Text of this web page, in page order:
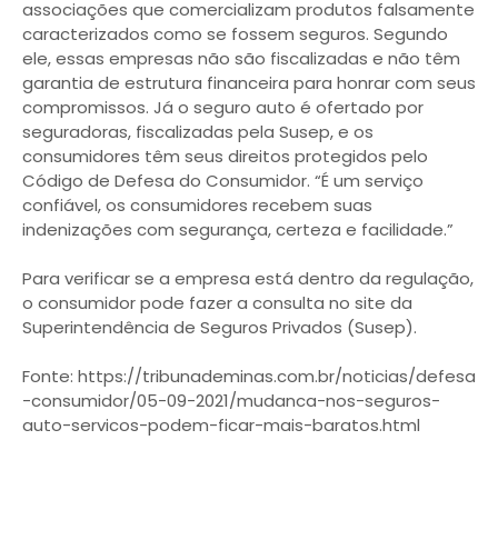
associações que comercializam produtos falsamente
caracterizados como se fossem seguros. Segundo
ele, essas empresas não são fiscalizadas e não têm
garantia de estrutura financeira para honrar com seus
compromissos. Já o seguro auto é ofertado por
seguradoras, fiscalizadas pela Susep, e os
consumidores têm seus direitos protegidos pelo
Código de Defesa do Consumidor. “É um serviço
confiável, os consumidores recebem suas
indenizações com segurança, certeza e facilidade.”
Para verificar se a empresa está dentro da regulação,
o consumidor pode fazer a consulta no site da
Superintendência de Seguros Privados (Susep).
Fonte: https://tribunademinas.com.br/noticias/defesa
-consumidor/05-09-2021/mudanca-nos-seguros-
auto-servicos-podem-ficar-mais-baratos.html